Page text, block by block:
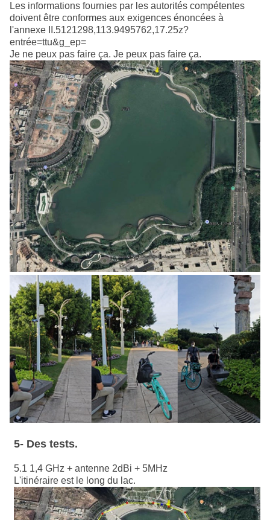
Les informations fournies par les autorités compétentes
doivent être conformes aux exigences énoncées à
l'annexe II.5121298,113.9495762,17.25z?
entrée=ttu&g_ep=
Je ne peux pas faire ça. Je peux pas faire ça.
5- Des tests.
5.1 1,4 GHz + antenne 2dBi + 5MHz
L'itinéraire est le long du lac.